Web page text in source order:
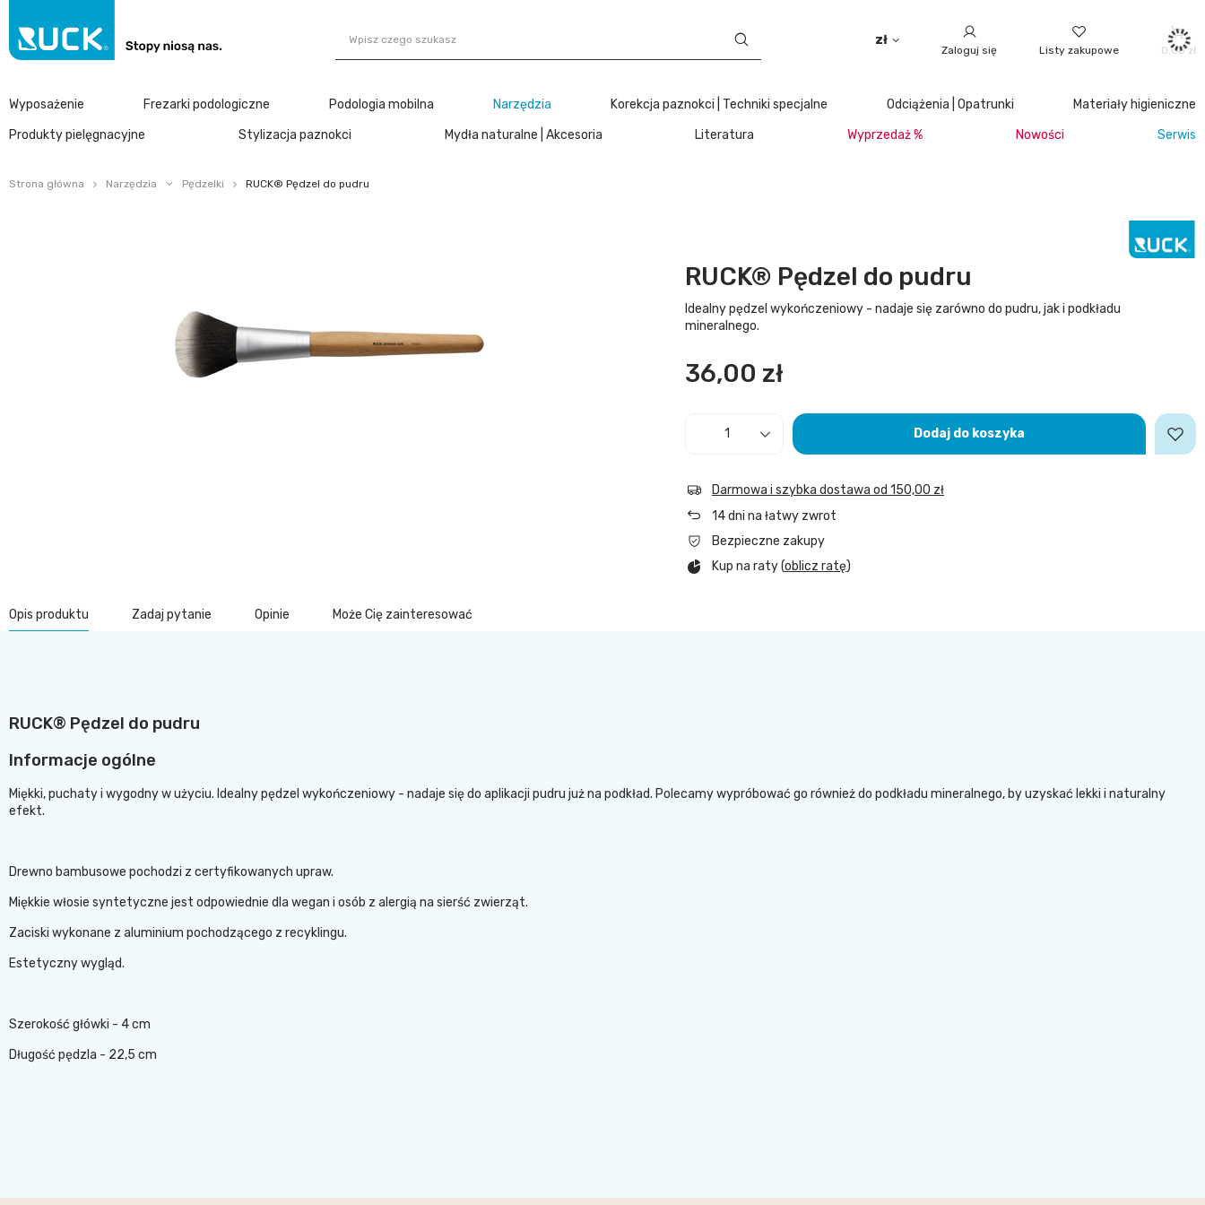
zł
Zaloguj się Listy zakupowe 0,00 zł
Wyposażenie Frezarki podologiczne Podologia mobilna Narzędzia Korekcja paznokci | Techniki specjalne Odciążenia | Opatrunki
Materiały higieniczne
Produkty pielęgnacyjne
Stylizacja paznokci Mydła naturalne | Akcesoria Literatura Wyprzedaż % Nowości Serwis
Strona główna Narzędzia Pędzelki RUCK® Pędzel do pudru
RUCK® Pędzel do pudru
Idealny pędzel wykończeniowy - nadaje się zarówno do pudru, jak i podkładu
mineralnego.
36,00 zł
Dodaj do koszyka
Darmowa i szybka dostawa od 150,00 zł
14dni na łatwy zwrot
Bezpieczne zakupy
Kup na raty (oblicz ratę)
Opis produktu Zadaj pytanie Opinie Może Cię zainteresować
RUCK® Pędzel do pudru
Informacje ogólne
Miękki, puchaty i wygodny w użyciu. Idealny pędzel wykończeniowy - nadaje się do aplikacji pudru już na podkład. Polecamy wypróbować go również do podkładu mineralnego, by uzyskać lekki i naturalny
efekt.
Drewno bambusowe pochodzi z certyfikowanych upraw.
Miękkie włosie syntetyczne jest odpowiednie dla wegan i osób z alergią na sierść zwierząt.
Zaciski wykonane z aluminium pochodzącego z recyklingu.
Estetyczny wygląd.
Szerokość główki - 4 cm
Długość pędzla - 22,5 cm